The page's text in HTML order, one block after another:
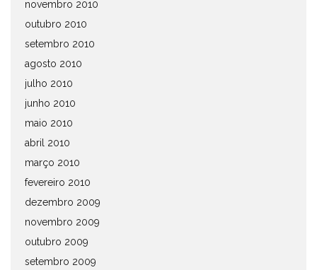
novembro 2010
outubro 2010
setembro 2010
agosto 2010
julho 2010
junho 2010
maio 2010
abril 2010
março 2010
fevereiro 2010
dezembro 2009
novembro 2009
outubro 2009
setembro 2009